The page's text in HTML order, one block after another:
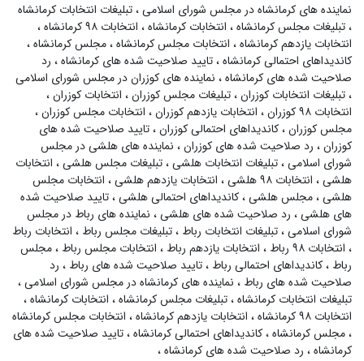
نماینده های کرمانشاه در مجلس شورای اسلامی،تبلیغات انتخابات کرمانشاه
،تبلیغات مجلس کرمانشاه، انتخابات کرمانشاه، انتخابات ۹۸ کرمانشاه
،
انتخابات یازدهم کرمانشاه، انتخابات مجلس کرمانشاه،مجلس کرمانشاه،
کاندیداهای احتمالی کرمانشاه،تایید صلاحیت شده های کرمانشاه، رد
صلاحیت شده های کرمانشاه، نماینده های کوزران در مجلس شورای اسلامی
،تبلیغات انتخابات کوزران،تبلیغات مجلس کوزران، انتخابات کوزران،
انتخابات ۹۸ کوزران
، انتخابات یازدهم کوزران، انتخابات مجلس کوزران،
مجلس کوزران،کاندیداهای احتمالی کوزران،تایید صلاحیت شده های
کوزران، رد صلاحیت شده های کوزران، نماینده های هلشی در مجلس
شورای اسلامی،تبلیغات انتخابات هلشی،تبلیغات مجلس هلشی، انتخابات
هلشی، انتخابات ۹۸ هلشی ، انتخابات یازدهم هلشی، انتخابات مجلس
هلشی،مجلس هلشی،کاندیداهای احتمالی هلشی،تایید صلاحیت شده
های هلشی، رد صلاحیت شده های هلشی، نماینده های رباط در مجلس
شورای اسلامی،تبلیغات انتخابات رباط ،تبلیغات مجلس رباط ، انتخابات رباط
، انتخابات ۹۸ رباط ، انتخابات یازدهم رباط ، انتخابات مجلس رباط ،مجلس
رباط ،کاندیداهای احتمالی رباط ،تایید صلاحیت شده های رباط ، رد
صلاحیت شده های رباط ، نماینده های کرمانشاه در مجلس شورای اسلامی،
تبلیغات انتخابات کرمانشاه،تبلیغات مجلس کرمانشاه، انتخابات کرمانشاه،
انتخابات ۹۸ کرمانشاه
، انتخابات یازدهم کرمانشاه، انتخابات مجلس کرمانشاه
،مجلس کرمانشاه،کاندیداهای احتمالی کرمانشاه،تایید صلاحیت شده های
کرمانشاه، رد صلاحیت شده های کرمانشاه،